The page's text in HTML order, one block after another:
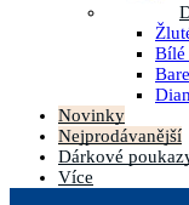
Bílé
Novinky
Nejprodávanější
Dárkové
Více